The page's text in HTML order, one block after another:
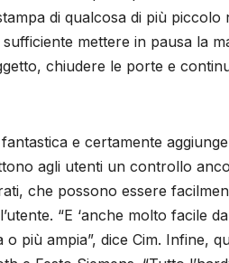
di qualcosa di più
mettere in pausa la
chiudere le porte e
e certamente
agli utenti un controllo
che possono essere
“E ‘anche molto facile
più ampia”, dice Cim. Infine,